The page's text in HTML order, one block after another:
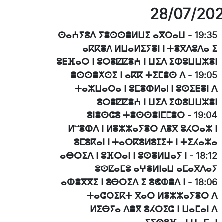
28/07/
19:35
-
ⵙⴰⵄⵢⵓⴷ ⵢⴻⵙⵙⴻⵍⵡⵉ ⴰⴳⵔⴰⵡ
ⴰⴽⴽⴻⴷ ⵍⵡⴰⵍⵉⵢⴻⵏ ⵏ ⵜⴻⴳⴷⵓⴷⴰ ⵉ
ⵓⴹⴼⴰⵔ ⵏ ⵓⵔⴻⵇⵇⴻⵄ ⵏ ⵡⵉⴷ ⵉⵀⵓⵡⵡⵣⴻⵏ
19:05
-
ⴻⵙⵙⴻⵅⵙⵉ ⵏ ⴰⴽⴽ ⵜⵉⵎⴻⵙ ⴷ
ⵜⴰⵣⵡⴰⵔⴰ ⵏ ⵓⵎⴻⵀⵍⴰⵏ ⵏ ⵓⵙⵉⴹⴻⵏ ⴷ
ⵓⵔⴻⵇⵇⴻⵄ ⵏ ⵡⵉⴷ ⵉⵀⵓⵡⵡⵣⴻⵏ
19:04
-
ⵓⵏⴻⵙⵛⵓ ⵜⴻⵙⵙⴻⵏⵎⵎⴻⵔ
ⵍⵯⴻⵀⴷ ⵏ ⵍⴻⵣⵣⴰⵢⴻⵔ ⴷⴻⴳ ⵓⵃⵔⴰⵣ ⵏ
ⵓⵎⵓⴽⴰⵏ ⵏ ⵜⴰⵔⴽⵓⵍⵓⵊⵉⵜ ⵏ ⵜⵉⵃⴰⵣⴰ
18:12
-
ⴰⴱⵔⵉⴷ ⵏ ⵓⴼⵔⴰⵏ ⵏ ⵓⵙⴻⵍⵡⴰⵢ ⵏ
ⵓⵙⵇⴰⵎⵓ ⴰⵖⴻⵍⵏⴰⵡ ⴰⵎⴰⴳⴷⴰⵢ
18:06
-
ⴰⵀⴻⴳⴳⵉ ⵏ ⵓⴱⵔⵉⴷ ⵉ ⵓⵞⵀⴻⴷ ⵏ
ⵜⴰⵛⵔⵉⴽⵜ ⴳⴰⵔ ⵍⴻⵣⵣⴰⵢⴻⵔ ⴷ
ⵍⵉⴱⵢⴰ ⴷⴻⴳ ⵓⵃⵔⵉⵛ ⵏ ⵡⴰⵎⴰⵏ ⴷ